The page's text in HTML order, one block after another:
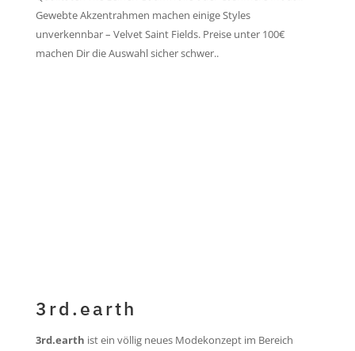
Gewebte Akzentrahmen machen einige Styles
unverkennbar – Velvet Saint Fields. Preise unter 100€
machen Dir die Auswahl sicher schwer..
3rd.earth
3rd.earth ist ein völlig neues Modekonzept im Bereich